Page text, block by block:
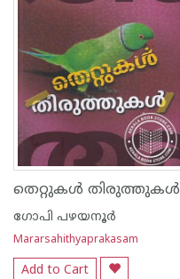
തെറ്റുകള്‍ തിരുത്തുകള്‍
ഗോപി പഴയനൂര്‍
Mararsahithyaprakasam
Add to Cart